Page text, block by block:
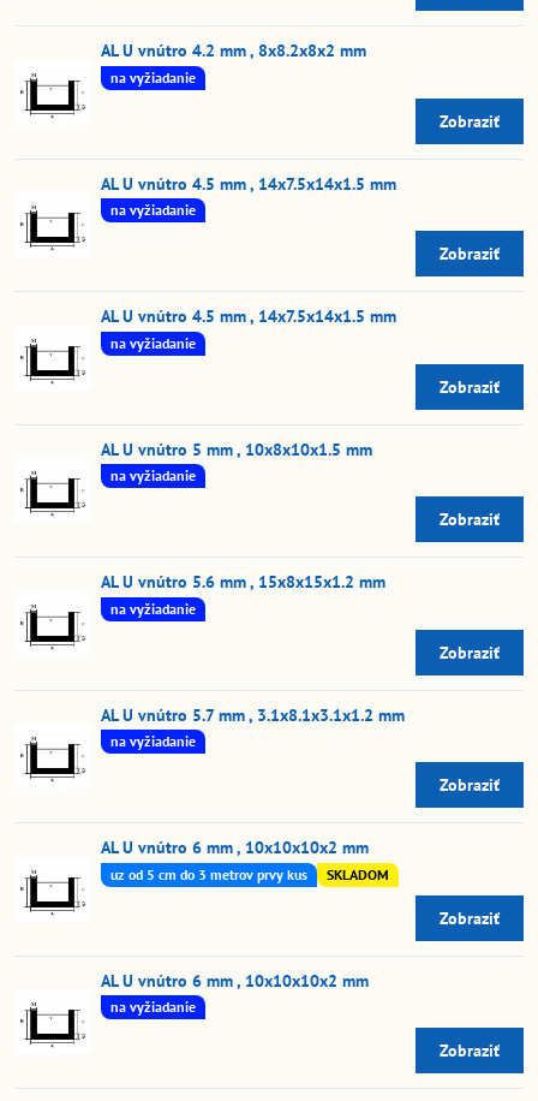
AL U vnútro 4.2 mm , 8x8.2x8x2 mm
na vyžiadanie
Zobraziť
AL U vnútro 4.5 mm , 14x7.5x14x1.5 mm
na vyžiadanie
Zobraziť
AL U vnútro 4.5 mm , 14x7.5x14x1.5 mm
na vyžiadanie
Zobraziť
AL U vnútro 5 mm , 10x8x10x1.5 mm
na vyžiadanie
Zobraziť
AL U vnútro 5.6 mm , 15x8x15x1.2 mm
na vyžiadanie
Zobraziť
AL U vnútro 5.7 mm , 3.1x8.1x3.1x1.2 mm
na vyžiadanie
Zobraziť
AL U vnútro 6 mm , 10x10x10x2 mm
uz od 5 cm do 3 metrov prvy kus SKLADOM
Zobraziť
AL U vnútro 6 mm , 10x10x10x2 mm
na vyžiadanie
Zobraziť